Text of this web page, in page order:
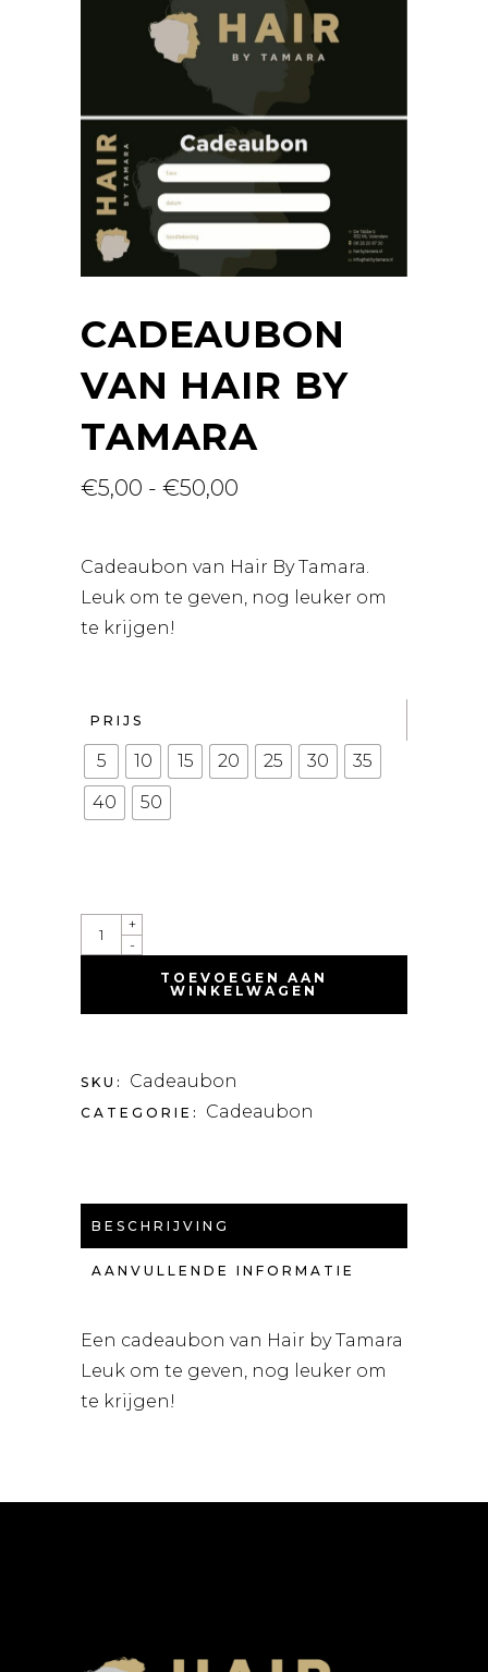
CADEAUBON
VAN HAIR BY
TAMARA
€5,00 - €50,00
€50,00
Cadeaubon van Hair By Tamara.
Leuk om te geven, nog leuker om
te krijgen!
PRIJS
5 10 15 20 25 30
35
40
50
CADEAUBON
VAN
HAIR
-
+
TOEVOEGEN AAN
WINKELWAGEN
SKU: Cadeaubon
CATEGORIE: Cadeaubon
BESCHRIJVING
AANVULLENDE INFORMATIE
Een cadeaubon van Hair by Tamara
Leuk om te geven, nog leuker om
te krijgen!